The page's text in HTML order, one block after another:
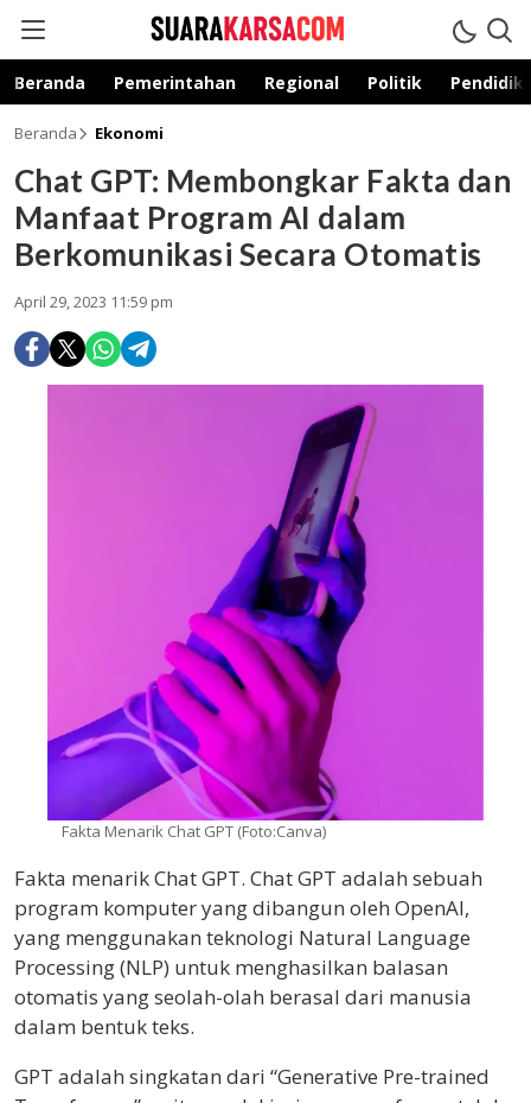
suarakarsa.com
Informasi terpercaya
Beranda Pemerintahan Regional Politik
Beranda Ekonomi
Chat GPT: Membongkar Fakta dan
Manfaat Program AI dalam
Berkomunikasi Secara Otomatis
April 29, 2023 11:59 pm
Fakta Menarik Chat GPT (Foto:Canva)
Fakta menarik Chat GPT. Chat GPT adalah sebuah
program komputer yang dibangun oleh OpenAI,
yang menggunakan teknologi Natural Language
Processing (NLP) untuk menghasilkan balasan
otomatis yang seolah-olah berasal dari manusia
dalam bentuk teks.
GPT adalah singkatan dari “Generative Pre-trained